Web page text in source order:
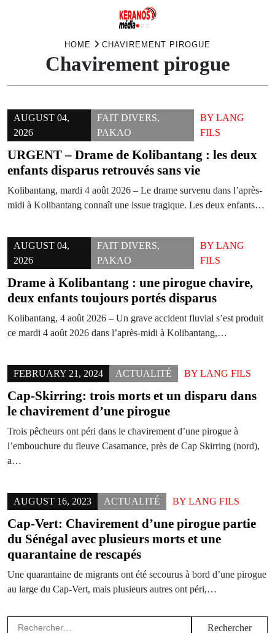
HOME CHAVIREMENT PIROGUE
Chavirement pirogue
AUGUST 04,
2026
FAIT DIVERS,
PAKAO
BYLANG
FILS
URGENT – Drame de Kolibantang : les deux
enfants disparus retrouvés sans vie
Kolibantang, mardi 4 août 2026 – Le drame survenu dans l’après-
midi à Kolibantang connaît une issue tragique. Les deux enfants…
AUGUST 04,
2026
FAIT DIVERS,
PAKAO
BYLANG
FILS
Drame à Kolibantang : une pirogue chavire,
deux enfants toujours portés disparus
Kolibantang, 4 août 2026 – Un grave accident fluvial s’est produit
ce mardi 4 août 2026 dans l’après-midi à Kolibantang,…
FEBRUARY 21, 2024 ACTUALITÉ BY LANG FILS
Cap-Skirring: trois morts et un disparu dans
le chavirement d’une pirogue
Trois pêcheurs ont péri dans le chavirement d’une pirogue à
l’embouchure du fleuve Casamance, près de Cap Skirring (nord),
a…
AUGUST 16, 2023 ACTUALITÉ BY LANG FILS
Cap-Vert: Chavirement d’une pirogue partie
du Sénégal avec plusieurs morts et une
quarantaine de rescapés
Une quarantaine de migrants ont été secourus à bord d’une pirogue
au large du Cap-Vert, mais plusieurs autres ont péri,…
Rechercher :